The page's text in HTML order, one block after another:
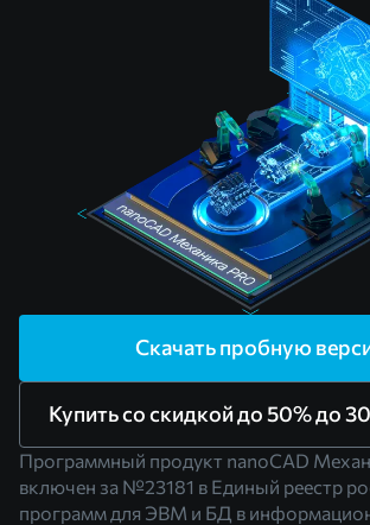
Скачать пробную
Купить со скидкой до 50% до
Программный продукт nanoCAD
включен за №23181 в Единый реестр
программ для ЭВМ и БД в